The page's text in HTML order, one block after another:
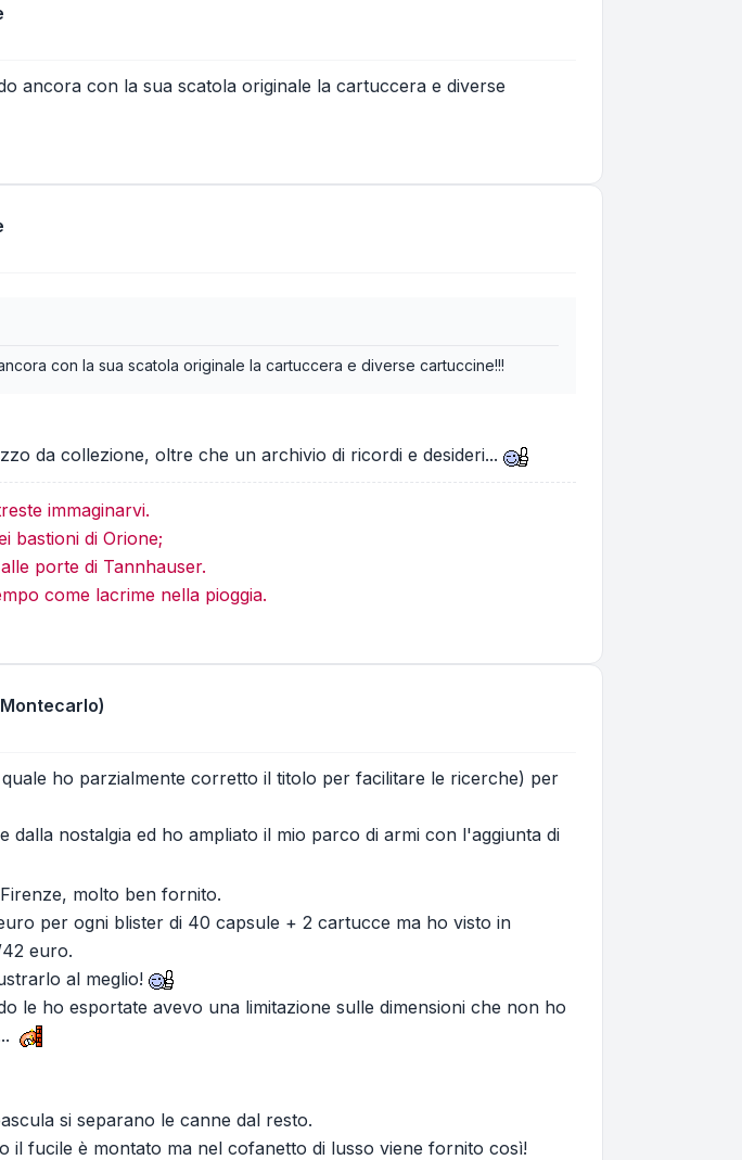
ancora con la sua scatola originale la cartuccera e diverse
con la sua scatola originale la cartuccera e diverse cartuccine!!!
da collezione, oltre che un archivio di ricordi e desideri...
immaginarvi.
bastioni di Orione;
porte di Tannhauser.
come lacrime nella pioggia.
ho parzialmente corretto il titolo per facilitare le ricerche) per
dalla nostalgia ed ho ampliato il mio parco di armi con l'aggiunta di
molto ben fornito.
per ogni blister di 40 capsule + 2 cartucce ma ho visto in
euro.
al meglio!
le ho esportate avevo una limitazione sulle dimensioni che non ho
si separano le canne dal resto.
il fucile è montato ma nel cofanetto di lusso viene fornito così!